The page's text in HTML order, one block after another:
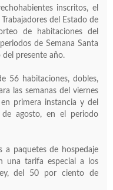
inscritos, el
del Estado de
de habitaciones del
de Semana Santa
del presente año.
56 habitaciones, dobles,
las semanas del viernes
primera instancia y del
agosto, en el periodo
a paquetes de hospedaje
una tarifa especial a los
del 50 por ciento de